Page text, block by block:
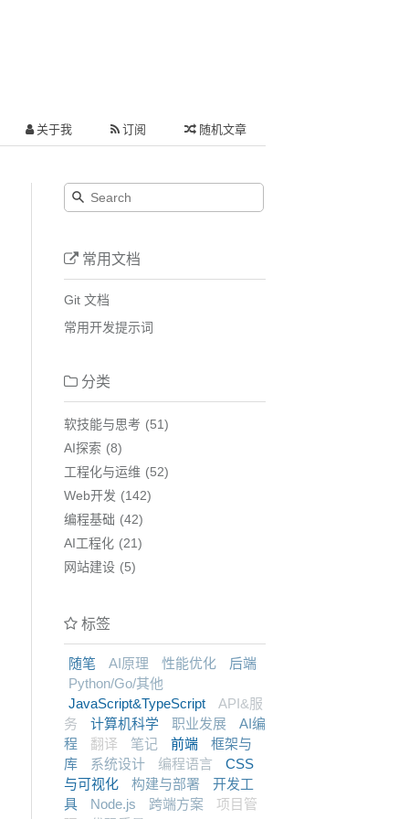
关于我 订阅 随机文章
常用文档
Git 文档
常用开发提示词
分类
软技能与思考
51
AI探索
8
工程化与运维
52
Web开发
142
编程基础
42
AI工程化
21
网站建设
5
标签
随笔 AI原理 性能优化
后端
Python/Go/其他
JavaScript&TypeScript
API&服
务
计算机科学 职业发展
AI编
程
翻译 笔记 前端
框架与
库
系统设计 编程语言
CSS
与可视化
构建与部署
开发工
具
Node.js 跨端方案
项目管